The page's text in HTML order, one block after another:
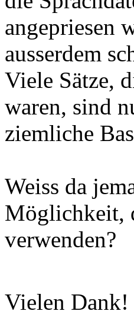
angepriesen
ausserdem
Viele Sätze,
waren, sind
ziemliche
Weiss da
Möglichkeit,
verwenden?
Vielen Dank!